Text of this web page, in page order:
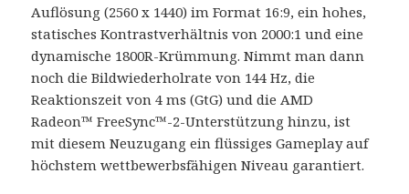
Auflösung (2560 x 1440) im Format 16:9, ein hohes,
statisches Kontrastverhältnis von 2000:1 und eine
dynamische 1800R-Krümmung. Nimmt man dann
noch die Bildwiederholrate von 144 Hz, die
Reaktionszeit von 4 ms (GtG) und die AMD
Radeon™ FreeSync™-2-Unterstützung hinzu, ist
mit diesem Neuzugang ein flüssiges Gameplay auf
höchstem wettbewerbsfähigen Niveau garantiert.